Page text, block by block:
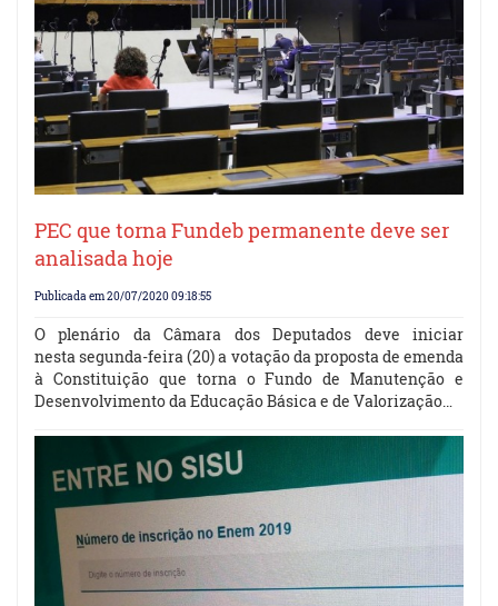
PEC que torna Fundeb permanente deve ser
analisada hoje
Publicada em 20/07/2020 09:18:55
O plenário da Câmara dos Deputados deve iniciar
nesta segunda-feira (20) a votação da proposta de emenda
à Constituição que torna o Fundo de Manutenção e
Desenvolvimento da Educação Básica e de Valorização…